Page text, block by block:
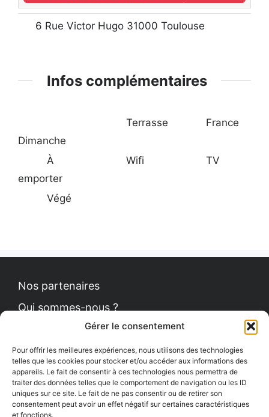
Gérer le consentement
Pour offrir les meilleures expériences, nous utilisons des technologies
telles que les cookies pour stocker et/ou accéder aux informations des
appareils. Le fait de consentir à ces technologies nous permettra de
traiter des données telles que le comportement de navigation ou les ID
uniques sur ce site. Le fait de ne pas consentir ou de retirer son
consentement peut avoir un effet négatif sur certaines caractéristiques
et fonctions.
6 Rue Victor Hugo 31000 Toulouse
Infos complémentaires
Dimanche
Terrasse France
À
emporter
Wifi TV
Végé
Nos partenaires
Qui sommes-nous ?
Politique de cookies
Le Petit News